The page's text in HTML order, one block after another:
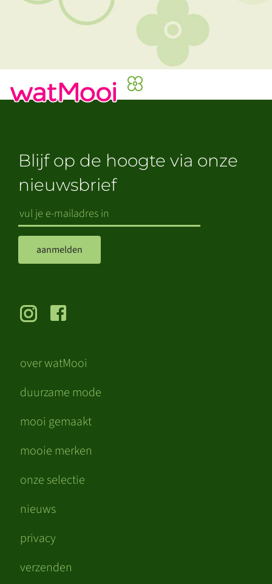
over watMooi
duurzame mode
mooi gemaakt
mooie merken
onze selectie
nieuws
privacy
verzenden
Blijf op de hoogte via onze
nieuwsbrief
aanmelden